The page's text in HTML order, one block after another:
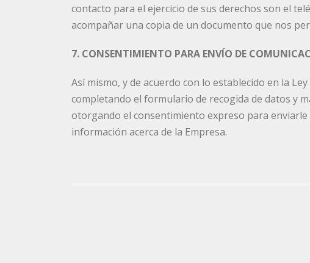
contacto para el ejercicio de sus derechos son el
acompañar una copia de un documento que nos
7. CONSENTIMIENTO PARA ENVÍO DE
Así mismo, y de acuerdo con lo establecido en la
completando el formulario de recogida de datos y
otorgando el consentimiento expreso para
información acerca de la Empresa.